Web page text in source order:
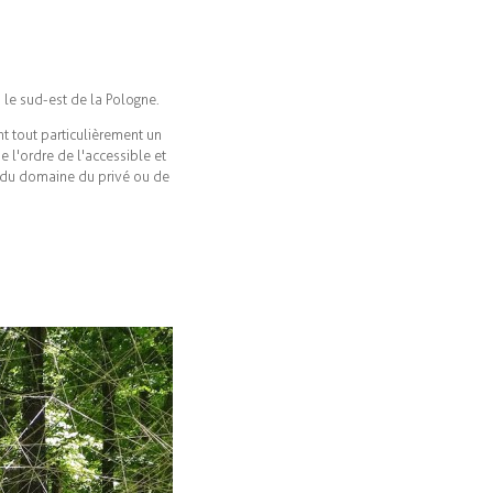
sud-est de la Pologne.
tout particulièrement un
l'ordre de l'accessible et
domaine du privé ou de